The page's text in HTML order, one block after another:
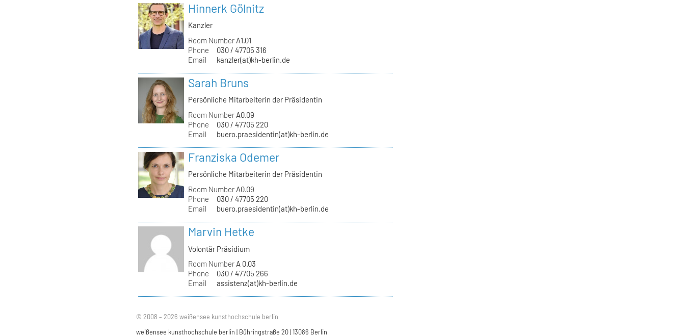
Hinnerk Gölnitz
Kanzler
Room Number A1.01
Phone
030 / 47705 316
Email
kanzler(at)kh-berlin.de
Sarah Bruns
Persönliche Mitarbeiterin der Präsidentin
Room Number A0.09
Phone
030 / 47705 220
Email
buero.praesidentin(at)kh-berlin.de
Franziska Odemer
Persönliche Mitarbeiterin der Präsidentin
Room Number A0.09
Phone
030 / 47705 220
Email
buero.praesidentin(at)kh-berlin.de
Marvin Hetke
Volontär Präsidium
Room Number A 0.03
Phone
030 / 47705 266
Email
assistenz(at)kh-berlin.de
© 2008 – 2026 weißensee kunsthochschule berlin
weißensee kunsthochschule berlin | Bühringstraße 20 | 13086 Berlin